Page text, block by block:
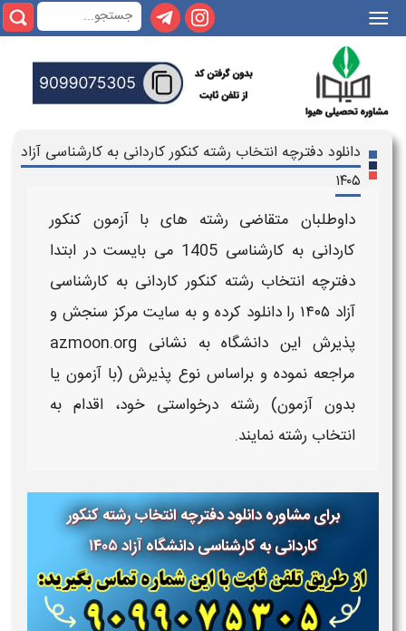
|||
دانلود دفترچه انتخاب رشته کنکور کاردانی به کارشناسی آزاد
۱۴۰۵
داوطلبان متقاضی رشته های با آزمون کنکور
کاردانی به کارشناسی 1405 می بایست در ابتدا
دفترچه انتخاب رشته کنکور کاردانی به کارشناسی
آزاد ۱۴۰۵
​ رادانلود کرده و به سایت مرکز سنجش و
پذیرش این دانشگاه به نشانی azmoon.org
مراجعه نموده و براساس نوع پذیرش (با آزمون یا
بدون آزمون) رشتهدرخواستی خود، اقدام به
انتخاب رشته نمایند.
برای مشاوره دانلود دفترچه انتخاب رشته کنکور
کاردانی به کارشناسی دانشگاه آزاد ۱۴۰۵